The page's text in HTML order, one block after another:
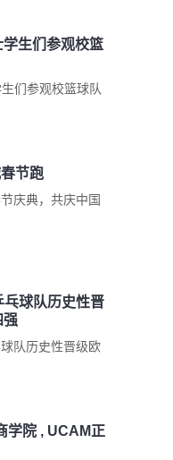
生们参观校篮
们参观校篮球队
春节跑
庆典，共庆中国
球队历史性晋
强
队历史性晋级欧
学院 , UCAM正